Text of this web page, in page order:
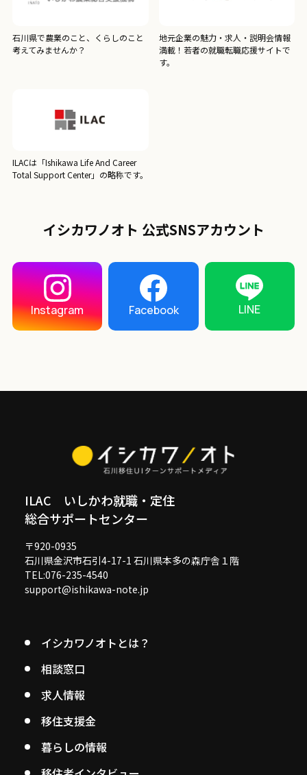
石川県で農業のこと、くらしのこと
考えてみませんか？
地元企業の魅力・求人・説明会情報
満載！若者の就職転職応援サイトで
す。
ILACは「Ishikawa Life And Career
Total Support Center」の略称です。
イシカワノオト 公式SNSアカウント
Instagram Facebook LINE
ILAC いしかわ就職・定住
総合サポートセンター
〒920-0935
石川県金沢市石引4-17-1 石川県本多の森庁舎１階
TEL:076-235-4540
support@ishikawa-note.jp
イシカワノオトとは？
相談窓口
求人情報
移住支援金
暮らしの情報